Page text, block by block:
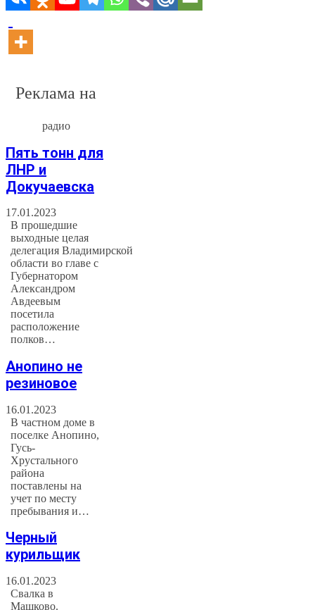
Реклама на
радио
Пять тонн для
ЛНР и
Докучаевска
17.01.2023
В прошедшие
выходные целая
делегация Владимирской
области во главе с
Губернатором
Александром
Авдеевым
посетила
расположение
полков…
Анопино не
резиновое
16.01.2023
В частном доме в
поселке Анопино,
Гусь-
Хрустального
района
поставлены на
учет по месту
пребывания и…
Черный
курильщик
16.01.2023
Свалка в
Машково.